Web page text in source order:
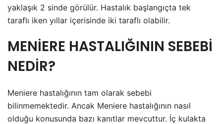
yaklaşık 2 sinde görülür. Hastalık başlangıçta tek
taraflı iken yıllar içerisinde iki taraflı olabilir.
MENİERE HASTALIĞININ SEBEBİ
NEDİR?
Meniere hastalığının tam olarak sebebi
bilinmemektedir. Ancak Meniere hastalığının nasıl
olduğu konusunda bazı kanıtlar mevcuttur. İç kulakta